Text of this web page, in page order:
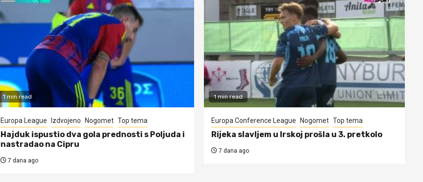
1 min read
Europa League Izdvojeno Nogomet Top tema
Hajduk ispustio dva gola prednosti s Poljuda i
nastradao na Cipru
7 dana ago
1 min read
Europa Conference League Nogomet Top tema
Rijeka slavljem u Irskoj prošla u 3. pretkolo
7 dana ago